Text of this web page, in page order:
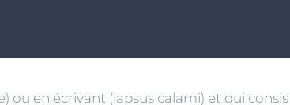
ou en écrivant (lapsus calami) et qui